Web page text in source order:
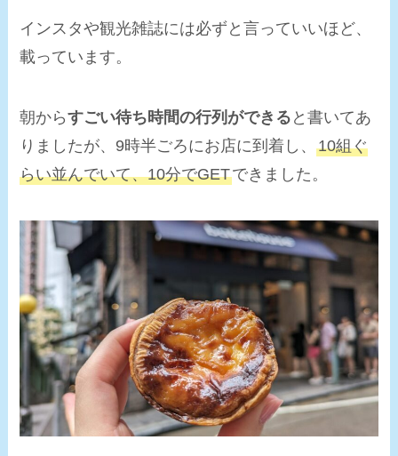
インスタや観光雑誌には必ずと言っていいほど、
載っています。
朝からすごい待ち時間の行列ができる と書いてあ
りましたが、9時半ごろにお店に到着し、10組ぐ
らい並んでいて、10分でGETできました。